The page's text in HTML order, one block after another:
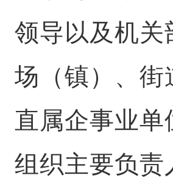
领导以及机关
场（镇）、街
直属企事业单
组织主要负责